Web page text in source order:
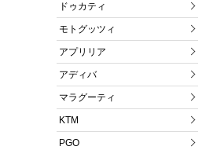
ドゥカティ
モトグッツィ
アプリリア
アディバ
マラグーティ
KTM
PGO